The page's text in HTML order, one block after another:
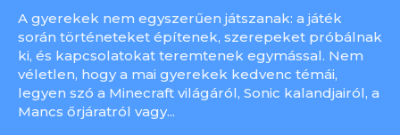
A gyerekek nem egyszerűen játszanak: a játék
során történeteket építenek, szerepeket próbálnak
ki, és kapcsolatokat teremtenek egymással. Nem
véletlen, hogy a mai gyerekek kedvenc témái,
legyen szó a Minecraft világáról, Sonic kalandjairól, a
Mancs őrjáratról vagy...